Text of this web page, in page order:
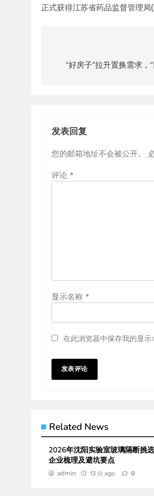
正式获得江苏省药品监督管理局
“好房子”拉升置换需求，
发表回复
您的邮箱地址不会被公开。
评论 *
显示名称 *
在此浏览器中保存我的显示
Related News
2026年沈阳实验室玻璃隔断挑
企业梳理及避坑要点
admin 13 分 ago 0